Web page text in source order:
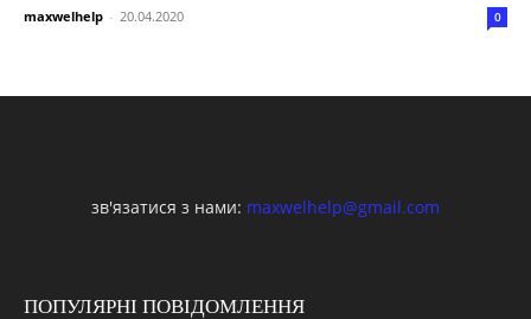
maxwelhelp - 20.04.2020 0
зв'язатися з нами: maxwelhelp@gmail.com
ПОПУЛЯРНІ ПОВІДОМЛЕННЯ